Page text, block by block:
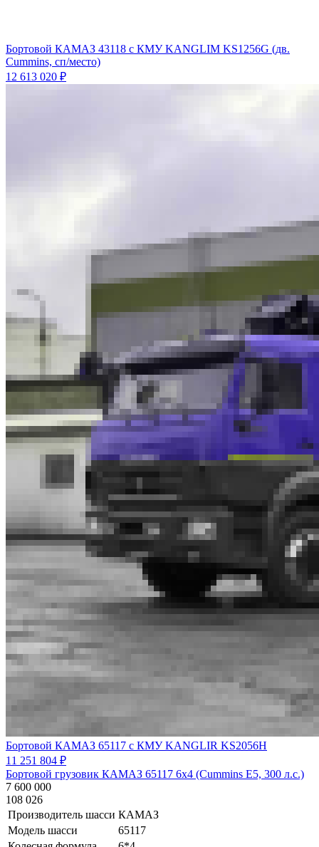
Бортовой КАМАЗ 43118 с КМУ KANGLIM KS1256G (дв.
Cummins, сп/место)
12 613 020 ₽
Бортовой КАМАЗ 65117 с КМУ KANGLIR KS2056H
11 251 804 ₽
Бортовой грузовик КАМАЗ 65117 6х4 (Cummins E5, 300 л.с.)
7 600 000
108 026
Производитель шасси КАМАЗ
Модель шасси
65117